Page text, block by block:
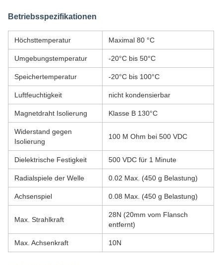
Betriebsspezifikationen
Höchsttemperatur Maximal 80 °C
Umgebungstemperatur -20°C bis 50°C
Speichertemperatur -20°C bis 100°C
Luftfeuchtigkeit nicht kondensierbar
Magnetdraht Isolierung Klasse B 130°C
Widerstand gegen
Isolierung
100 M Ohm bei 500 VDC
Dielektrische Festigkeit 500 VDC für 1 Minute
Radialspiele der Welle 0.02 Max. (450 g Belastung)
Achsenspiel 0.08 Max. (450 g Belastung)
Max. Strahlkraft
28N (20mm vom Flansch
entfernt)
Max. Achsenkraft 10N